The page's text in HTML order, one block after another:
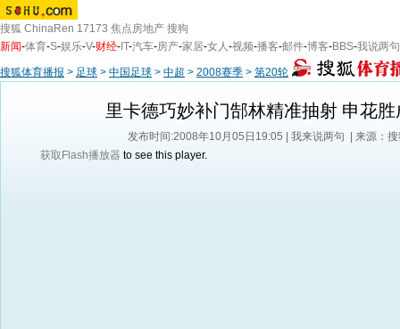
搜狐 ChinaRen 17173 焦点房地产 搜狗
新闻-体育-S-娱乐-V-财经- IT-汽车-房产-家居-女人-视频-播客-邮件-博客-BBS-我说两句
搜狐体育播报 > 足球 > 中国足球 > 中超 > 2008赛季 > 第20轮
里卡德巧妙补门郜林精准抽射 申花胜
发布时间:2008年10月05日19:05 | 我来说两句
| 来源：
获取Flash播放器 to see this player.